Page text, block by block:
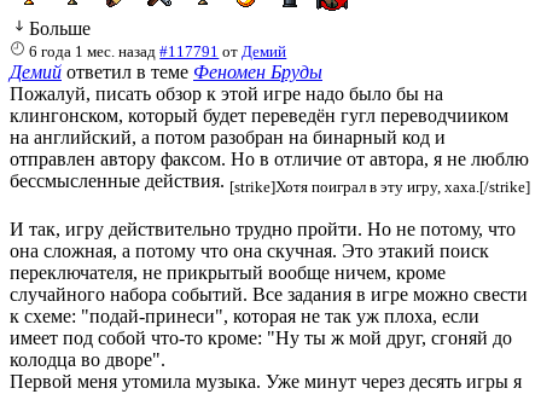
Больше
6 года 1 мес. назад #117791 от Демий
Демий ответил в теме Феномен Бруды
Пожалуй, писать обзор к этой игре надо было бы на
клингонском, который будет переведён гугл переводчииком
на английский, а потом разобран на бинарный код и
отправлен автору факсом. Но в отличие от автора, я не люблю
бессмысленные действия. [strike]Хотя поиграл в эту игру, хаха.[/strike]
И так, игру действительно трудно пройти. Но не потому, что
она сложная, а потому что она скучная. Это этакий поиск
переключателя, не прикрытый вообще ничем, кроме
случайного набора событий. Все задания в игре можно свести
к схеме: "подай-принеси", которая не так уж плоха, если
имеет под собой что-то кроме: "Ну ты ж мой друг, сгоняй до
колодца во дворе".
Первой меня утомила музыка. Уже минут через десять игры я